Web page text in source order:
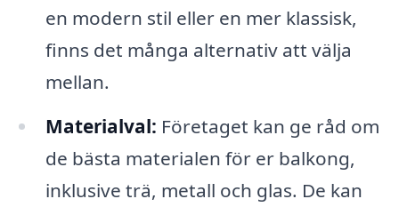
en modern stil eller en mer klassisk,
finns det många alternativ att välja
mellan.
Materialval: Företaget kan ge råd om
de bästa materialen för er balkong,
inklusive trä, metall och glas. De kan